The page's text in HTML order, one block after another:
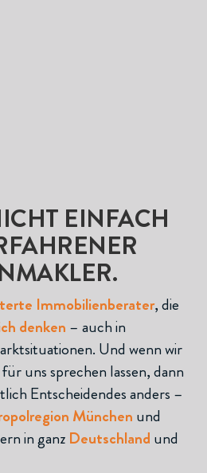
EINFACH
Immobilienberater, die
denken – auch in
Und wenn wir
uns sprechen lassen, dann
Entscheidendes anders –
München und
in ganz Deutschland und